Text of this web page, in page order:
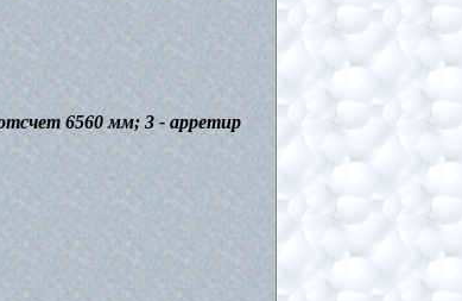
6560 мм; 3 - арретир